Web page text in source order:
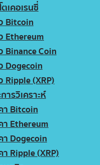
เคอเรนซี่
Bitcoin
Ethereum
Binance Coin
Dogecoin
Ripple (XRP)
ารวิเคราะห์
า Bitcoin
า Ethereum
า Dogecoin
า Ripple (XRP)